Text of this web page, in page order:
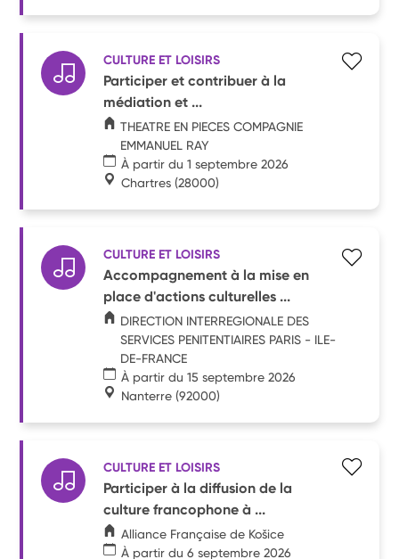
CULTURE ET LOISIRS
Participer et contribuer à la
médiation et ...
THEATRE EN PIECES COMPAGNIE
EMMANUEL RAY
À partir du 1 septembre 2026
Chartres (28000)
CULTURE ET LOISIRS
Accompagnement à la mise en
place d'actions culturelles ...
DIRECTION INTERREGIONALE DES
SERVICES PENITENTIAIRES PARIS - ILE-
DE-FRANCE
À partir du 15 septembre 2026
Nanterre (92000)
CULTURE ET LOISIRS
Participer à la diffusion de la
culture francophone à ...
Alliance Française de Košice
À partir du 6 septembre 2026